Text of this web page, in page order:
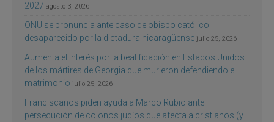
2027 agosto 3, 2026
ONU se pronuncia ante caso de obispo católico
desaparecido por la dictadura nicaragüense julio 25, 2026
Aumenta el interés por la beatificación en Estados Unidos
de los mártires de Georgia que murieron defendiendo el
matrimonio julio 25, 2026
Franciscanos piden ayuda a Marco Rubio ante
persecución de colonos judíos que afecta a cristianos (y